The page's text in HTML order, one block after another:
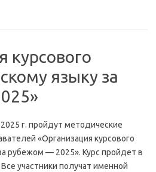
курсового
языку за
г. пройдут методические
«Организация курсового
рубежом — 2025». Курс пройдет в
участники получат именной